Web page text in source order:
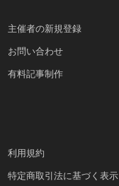
主催者の新規登録
お問い合わせ
有料記事制作
利用規約
特定商取引法に基づく表示